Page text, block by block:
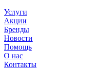
Услуги
Акции
Бренды
Новости
Помощь
О нас
Контакты